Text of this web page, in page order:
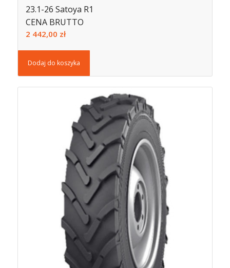
23.1-26 Satoya R1
CENA BRUTTO
2 442,00 zł
Dodaj do koszyka